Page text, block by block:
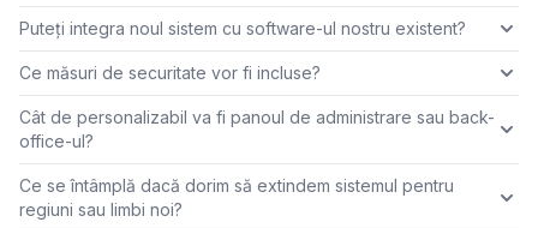
Puteți integra noul sistem cu software-ul nostru existent?
Ce măsuri de securitate vor fi incluse?
Cât de personalizabil va fi panoul de administrare sau back-
office-ul?
Ce se întâmplă dacă dorim să extindem sistemul pentru
regiuni sau limbi noi?